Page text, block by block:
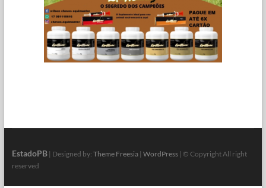
EstadoPB| Designed by: Theme Freesia| WordPress| © Copyright All right
reserved